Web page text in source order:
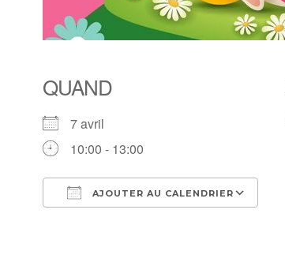
QUAND
7 avril
10:00 - 13:00
AJOUTER AU CALENDRIER